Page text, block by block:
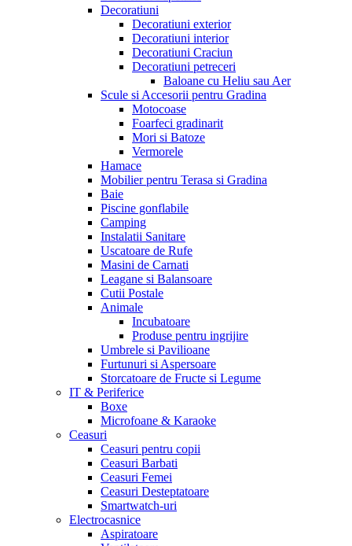
Decoratiuni
Decoratiuni exterior
Decoratiuni interior
Decoratiuni Craciun
Decoratiuni petreceri
Baloane cu Heliu sau Aer
Scule si Accesorii pentru Gradina
Motocoase
Foarfeci gradinarit
Mori si Batoze
Vermorele
Hamace
Mobilier pentru Terasa si Gradina
Baie
Piscine gonflabile
Camping
Instalatii Sanitare
Uscatoare de Rufe
Masini de Carnati
Leagane si Balansoare
Cutii Postale
Animale
Incubatoare
Produse pentru ingrijire
Umbrele si Pavilioane
Furtunuri si Aspersoare
Storcatoare de Fructe si Legume
IT & Periferice
Boxe
Microfoane & Karaoke
Ceasuri
Ceasuri pentru copii
Ceasuri Barbati
Ceasuri Femei
Ceasuri Desteptatoare
Smartwatch-uri
Electrocasnice
Aspiratoare